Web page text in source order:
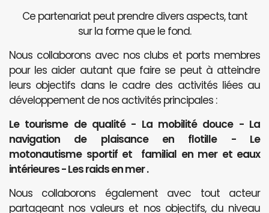
Ce partenariat peut prendre divers aspects, tant
sur la forme que le fond.
Nous collaborons avec nos clubs et ports membres
pour les aider autant que faire se peut à atteindre
leurs objectifs dans le cadre des activités liées au
développement de nos activités principales :
Le tourisme de qualité - La mobilité douce - La
navigation de plaisance en flotille - Le
motonautisme sportif et familial en mer et eaux
intérieures - Les raids en mer .
Nous collaborons également avec tout acteur
partageant nos valeurs et nos objectifs, du niveau